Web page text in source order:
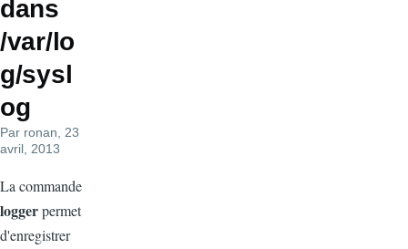
dans
/var/lo
g/sysl
og
Par ronan , 23
avril, 2013
La commande
loggerpermet
d'enregistrer